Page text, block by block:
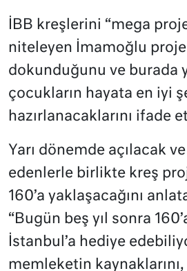
İBB kreşlerini “mega
niteleyen İmamoğlu
dokunduğunu ve burada
çocukların hayata en iyi
hazırlanacaklarını ifade
Yarı dönemde açılacak
edenlerle birlikte kreş
160’a yaklaşacağını
“Bugün beş yıl sonra
İstanbul’a hediye
memleketin